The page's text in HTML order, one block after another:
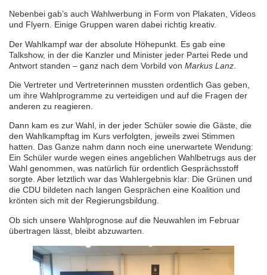
Nebenbei gab’s auch Wahlwerbung in Form von Plakaten, Videos
und Flyern. Einige Gruppen waren dabei richtig kreativ.
Der Wahlkampf war der absolute Höhepunkt. Es gab eine
Talkshow, in der die Kanzler und Minister jeder Partei Rede und
Antwort standen – ganz nach dem Vorbild von Markus Lanz
Die Vertreter und Vertreterinnen mussten ordentlich Gas geben,
um ihre Wahlprogramme zu verteidigen und auf die Fragen der
anderen zu reagieren.
Dann kam es zur Wahl, in der jeder Schüler sowie die Gäste, die
den Wahlkampftag im Kurs verfolgten, jeweils zwei Stimmen
hatten. Das Ganze nahm dann noch eine unerwartete Wendung:
Ein Schüler wurde wegen eines angeblichen Wahlbetrugs aus der
Wahl genommen, was natürlich für ordentlich Gesprächsstoff
sorgte. Aber letztlich war das Wahlergebnis klar: Die Grünen und
die CDU bildeten nach langen Gesprächen eine Koalition und
krönten sich mit der Regierungsbildung.
Ob sich unsere Wahlprognose auf die Neuwahlen im Februar
übertragen lässt, bleibt abzuwarten.